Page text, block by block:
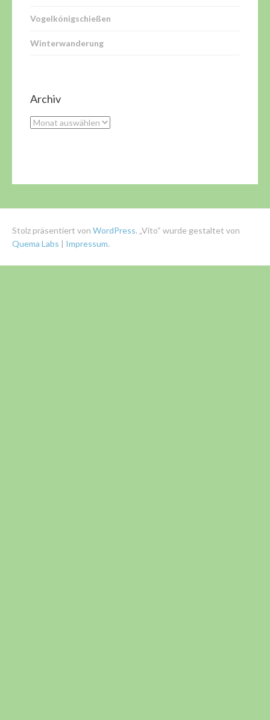
Vogelkönigschießen
Winterwanderung
Archiv
Archiv
Stolz präsentiert von WordPress. „Vito“ wurde gestaltet von
Quema Labs | Impressum.